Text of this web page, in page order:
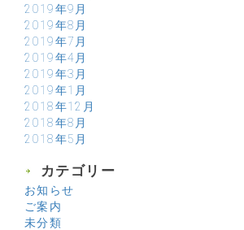
2019年9月
2019年8月
2019年7月
2019年4月
2019年3月
2019年1月
2018年12月
2018年8月
2018年5月
カテゴリー
お知らせ
ご案内
未分類